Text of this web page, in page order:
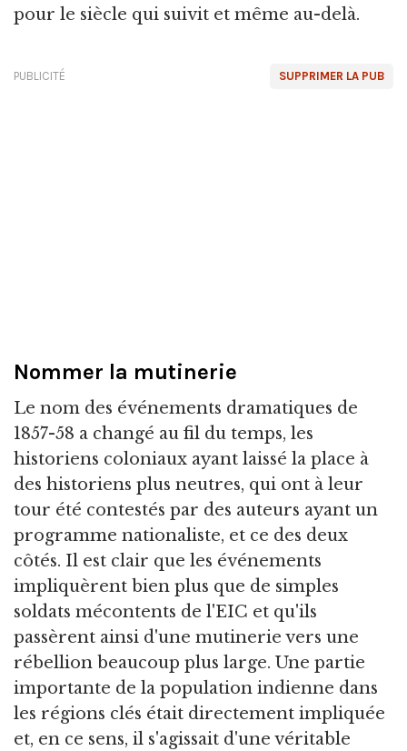
pour le siècle qui suivit et même au-delà.
SUPPRIMER LA PUB
PUBLICITÉ
Nommer la mutinerie
Le nom des événements dramatiques de
1857-58 a changé au fil du temps, les
historiens coloniaux ayant laissé la place à
des historiens plus neutres, qui ont à leur
tour été contestés par des auteurs ayant un
programme nationaliste, et ce des deux
côtés. Il est clair que les événements
impliquèrent bien plus que de simples
soldats mécontents de l'EIC et qu'ils
passèrent ainsi d'une mutinerie vers une
rébellion beaucoup plus large. Une partie
importante de la population indienne dans
les régions clés était directement impliquée
et, en ce sens, il s'agissait d'une véritable